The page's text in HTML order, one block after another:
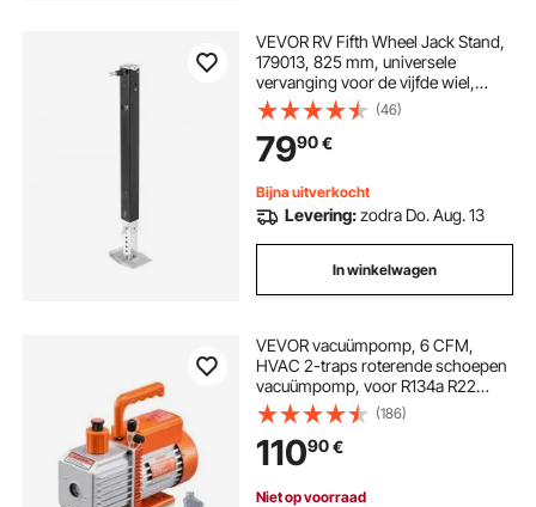
VEVOR RV Fifth Wheel Jack Stand,
179013, 825 mm, universele
vervanging voor de vijfde wiel,
compatibel met Lippert Venture
Atwood Stromberg Carlson
Systems, met pen en voet, zwart
(46)
7990€
Bijna uitverkocht
Levering:zodra Do. Aug. 13
In winkelwagen
VEVOR vacuümpomp, 6 CFM,
HVAC 2-traps roterende schoepen
vacuümpomp, voor R134a R22
R410a systemen, Auto AC
vacuümpomp kit met oliefles, voor
hars ontgassing voor auto
airconditioning onderhoud
(186)
11090€
Niet op voorraad